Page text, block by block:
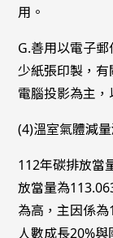
用。
G.善用以電子
少紙張印製，
電腦投影為主，
(4)溫室氣體減
112年碳排放當
放當量為
為高，主因係
人數成長20%